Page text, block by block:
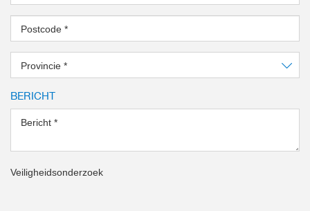
Postcode *
Provincie *
BERICHT
Bericht *
Veiligheidsonderzoek